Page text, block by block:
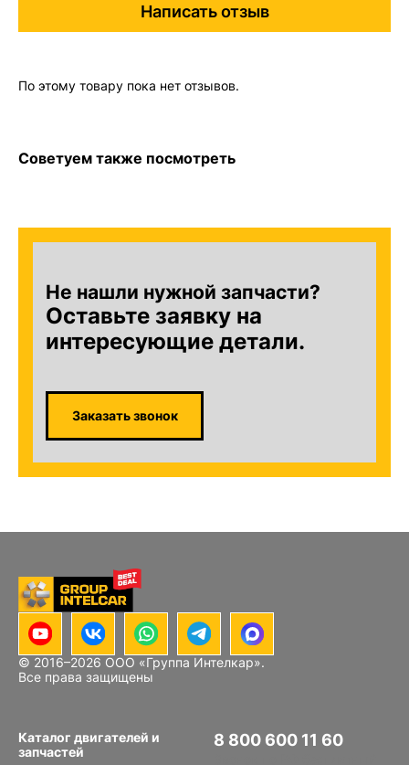
Написать отзыв
По этому товару пока нет отзывов.
Советуем также посмотреть
Не нашли нужной запчасти?
Оставьте заявку на
интересующие детали.
Заказать звонок
© 2016–2026 ООО «Группа Интелкар».
Все права защищены
Каталог двигателей и
запчастей
8 800 600 11 60